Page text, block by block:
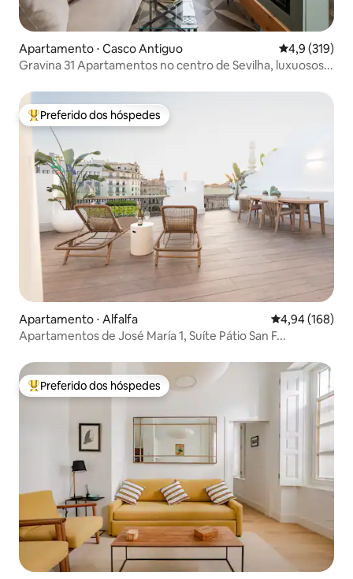
Apartamento ⋅ Casco Antiguo 4,9 de uma
4,9 (319)
Gravina 31 Apartamentos no centro de Sevilha, luxuosos...
Entre os melhores preferidos dos hóspedes
Preferido dos hóspedes
Apartamento ⋅ Alfalfa 4,94 de uma
4,94 (168)
Apartamentos de José María 1, Suíte Pátio San F...
Entre os melhores preferidos dos hóspedes
Preferido dos hóspedes